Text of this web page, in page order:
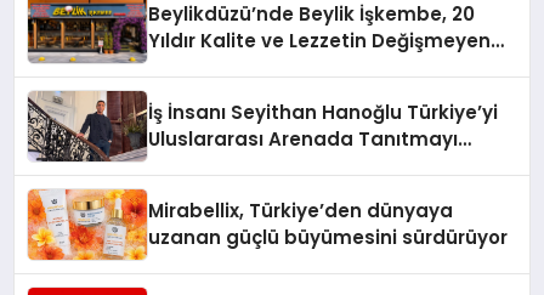
Beylikdüzü’nde Beylik İşkembe, 20
Yıldır Kalite ve Lezzetin Değişmeyen
İş İnsanı Seyithan Hanoğlu Türkiye’yi
Uluslararası Arenada Tanıtmayı
Mirabellix, Türkiye’den dünyaya
uzanan güçlü büyümesini sürdürüyor